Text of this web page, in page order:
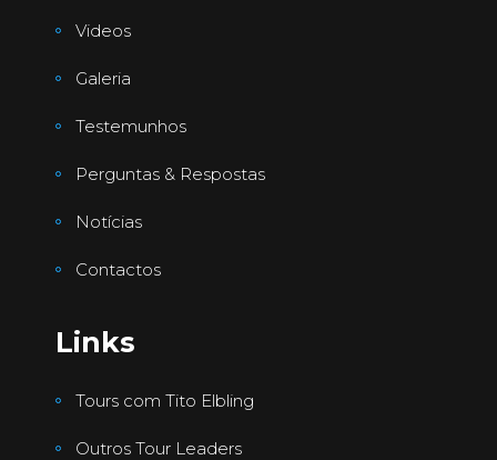
Videos
Galeria
Testemunhos
Perguntas & Respostas
Notícias
Contactos
Links
Tours com Tito Elbling
Outros Tour Leaders